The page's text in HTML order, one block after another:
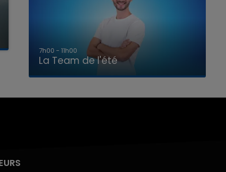
7h00 - 11h00
La Team de l'été